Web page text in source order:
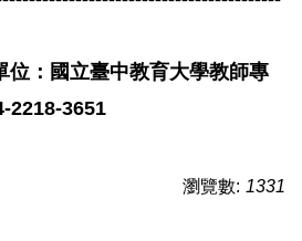
位：國立臺中教育大學教師專
2218-3651
瀏覽數: 1331